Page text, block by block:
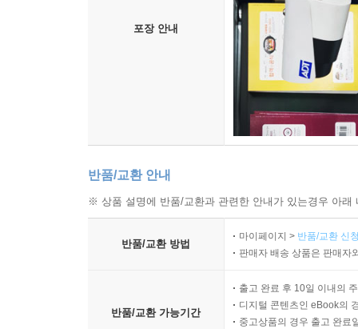
포장 안내
반품/교환 안내
※ 상품 설명에 반품/교환과 관련한 안내가 있는경우 아
반품/교환 방법
마이페이지 > 반품/교환 신
판매자 배송 상품은 판매자
반품/교환 가능기간
출고 완료 후 10일 이내의
디지털 콘텐츠인 eBook의
중고상품의 경우 출고 완료